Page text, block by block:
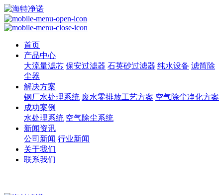
首页
产品中心
大流量滤芯 保安过滤器 石英砂过滤器 纯水设备 滤筒除
尘器
解决方案
钢厂水处理系统 废水零排放工艺方案 空气除尘净化方案
成功案例
水处理系统 空气除尘系统
新闻资讯
公司新闻 行业新闻
关于我们
联系我们